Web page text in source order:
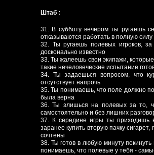
Штаб :
31. В субботу вечером ты ругаешь
отказываются работать в полную
32. Ты ругаешь полевых игроков,
досконально известно
33. Ты жалеешь свои экипажи,
такие нечеловеческие испытание
34. Ты задаешься вопросом, что
отсутствует напрочь
35. Ты понимаешь, что поле должно
была верна
36. Ты злишься на полевых за то,
самостоятельно и без лишних
37. К середине игры ты приходишь
заранее купить вторую пачку
сочтены
38. Ты готов в любую минуту
понимаешь, что полевые у тебя -